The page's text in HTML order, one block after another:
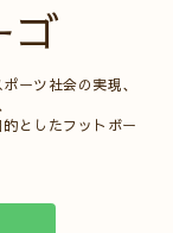
ーツ社会の実現、
としたフットボー